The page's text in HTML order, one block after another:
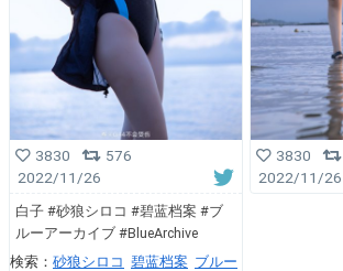
3830
576
2022/11/26
白子 #砂狼シロコ #碧蓝档案 #ブ
ルーアーカイブ #BlueArchive
検索： 砂狼シロコ 碧蓝档案 ブルー
3830
2022/11/26